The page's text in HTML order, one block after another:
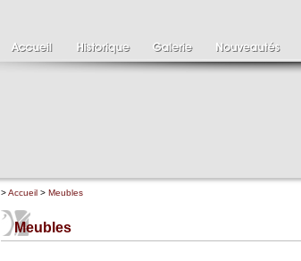
>Accueil > Meubles
Meubles